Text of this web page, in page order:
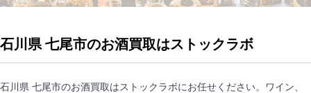
石川県 七尾市のお酒買取はストックラボ
石川県 七尾市のお酒買取はストックラボにお任せください。ワイン、